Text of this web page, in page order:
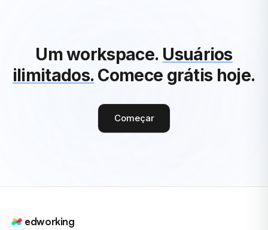
Um workspace. Usuários
ilimitados. Comece grátis hoje.
Começar
edworking